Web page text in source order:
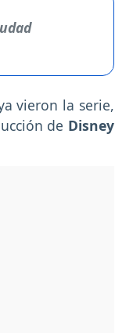
vieron la serie,
de Disney